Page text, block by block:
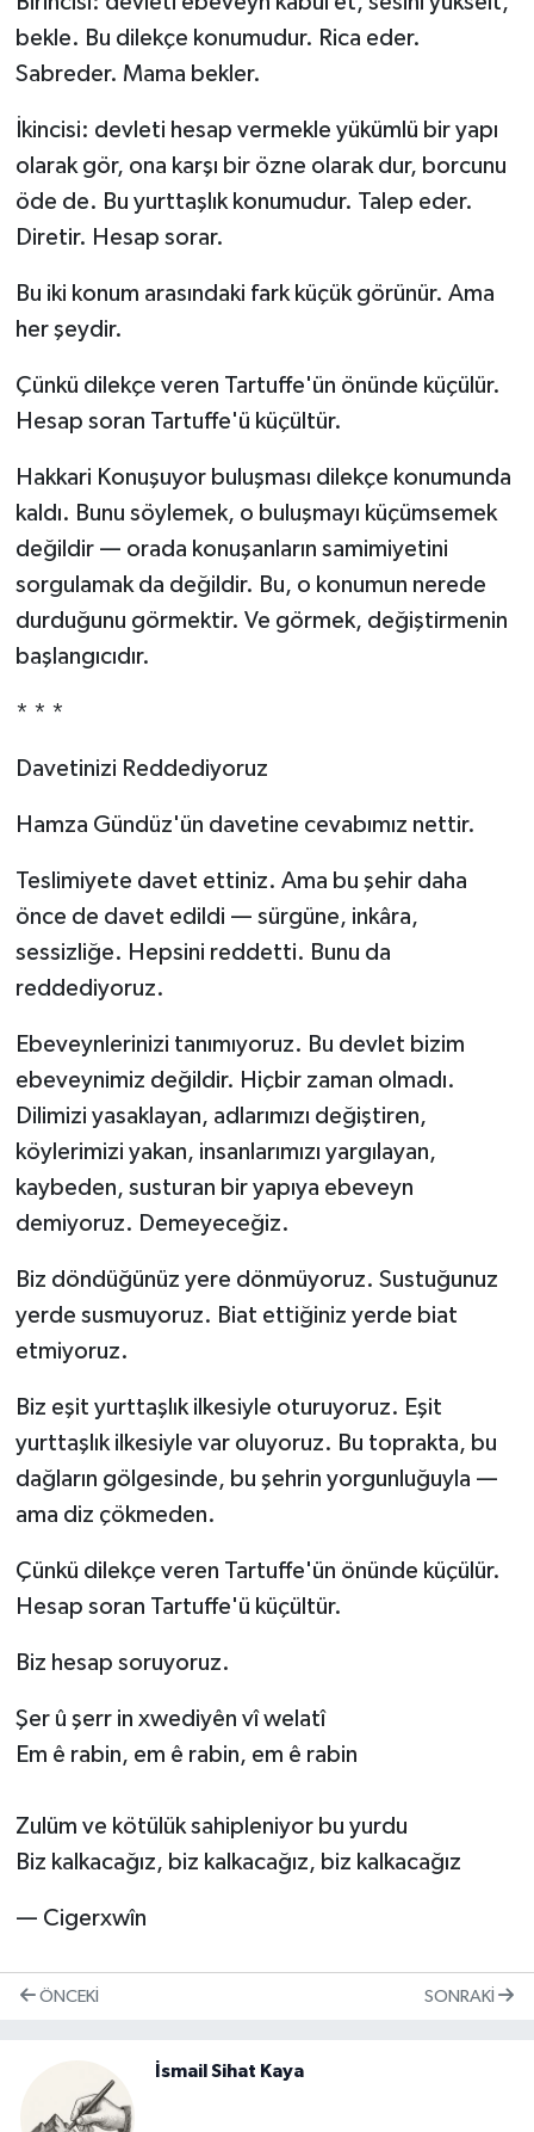
bekle. Bu dilekçe konumudur. Rica eder.
Sabreder. Mama bekler.
İkincisi: devleti hesap vermekle yükümlü bir yapı
olarak gör, ona karşı bir özne olarak dur, borcunu
öde de. Bu yurttaşlık konumudur. Talep eder.
Diretir. Hesap sorar.
Bu iki konum arasındaki fark küçük görünür. Ama
her şeydir.
Çünkü dilekçe veren Tartuffe'ün önünde küçülür.
Hesap soran Tartuffe'ü küçültür.
Hakkari Konuşuyor buluşması dilekçe konumunda
kaldı. Bunu söylemek, o buluşmayı küçümsemek
değildir — orada konuşanların samimiyetini
sorgulamak da değildir. Bu, o konumun nerede
durduğunu görmektir. Ve görmek, değiştirmenin
başlangıcıdır.
* * *
Davetinizi Reddediyoruz
Hamza Gündüz'ün davetine cevabımız nettir.
Teslimiyete davet ettiniz. Ama bu şehir daha
önce de davet edildi — sürgüne, inkâra,
sessizliğe. Hepsini reddetti. Bunu da
reddediyoruz.
Ebeveynlerinizi tanımıyoruz. Bu devlet bizim
ebeveynimiz değildir. Hiçbir zaman olmadı.
Dilimizi yasaklayan, adlarımızı değiştiren,
köylerimizi yakan, insanlarımızı yargılayan,
kaybeden, susturan bir yapıya ebeveyn
demiyoruz. Demeyeceğiz.
Biz döndüğünüz yere dönmüyoruz. Sustuğunuz
yerde susmuyoruz. Biat ettiğiniz yerde biat
etmiyoruz.
Biz eşit yurttaşlık ilkesiyle oturuyoruz. Eşit
yurttaşlık ilkesiyle var oluyoruz. Bu toprakta, bu
dağların gölgesinde, bu şehrin yorgunluğuyla —
ama diz çökmeden.
Çünkü dilekçe veren Tartuffe'ün önünde küçülür.
Hesap soran Tartuffe'ü küçültür.
Biz hesap soruyoruz.
Şer û şerr in xwediyên vî welatî
Em ê rabin, em ê rabin, em ê rabin
Zulüm ve kötülük sahipleniyor bu yurdu
Biz kalkacağız, biz kalkacağız, biz kalkacağız
— Cigerxwîn
ÖNCEKI SONRAKI
İsmail Sihat Kaya